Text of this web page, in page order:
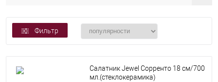
Фильтр
Салатник Jewel Сорренто 18 см/700
мл.(стеклокерамика)